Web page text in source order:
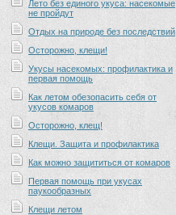
Лето без единого укуса: насекомые
не пройдут
Отдых на природе без последствий
Осторожно, клещи!
Укусы насекомых: профилактика и
первая помощь
Как летом обезопасить себя от
укусов комаров
Осторожно, клещ!
Клещи. Защита и профилактика
Как можно защититься от комаров
Первая помощь при укусах
паукообразных
Клещи летом